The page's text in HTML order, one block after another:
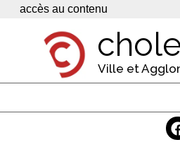
Panneau de gestion des cookies
accès au contenu
Ville et